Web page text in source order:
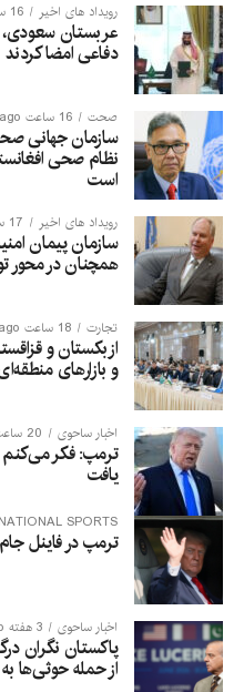
رویداد های اخیر 16 ساعت ago
عربستان سعودی،
دفاعی امضا کردند
صحت 16 ساعت ago
سازمان جهانی
نظام صحی
است
رویداد های اخیر 17 ساعت ago
سازمان پیمان
همچنان در محور
تجارت 18 ساعت ago
ازبکستان و
و بازارهای
اخبار ساحوی 20 ساعت ago
ترمپ: فکر می‌کنم
یافت
SPORTS
ترمپ در فاینل
اخبار ساحوی 3 هفته ago
پاکستان نگران
از حمله حوثی‌ها